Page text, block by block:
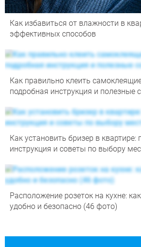
Как избавиться от влажности в
эффективных способов
Как правильно клеить
подробная инструкция и полезные
Как установить бризер в квартире:
инструкция и советы по выбору
Расположение розеток на кухне:
удобно и безопасно (46 фото)